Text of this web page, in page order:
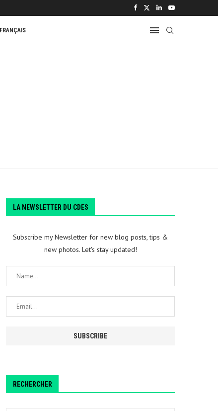
FRANÇAIS
LA NEWSLETTER DU CDES
Subscribe my Newsletter for new blog posts, tips &
new photos. Let's stay updated!
RECHERCHER